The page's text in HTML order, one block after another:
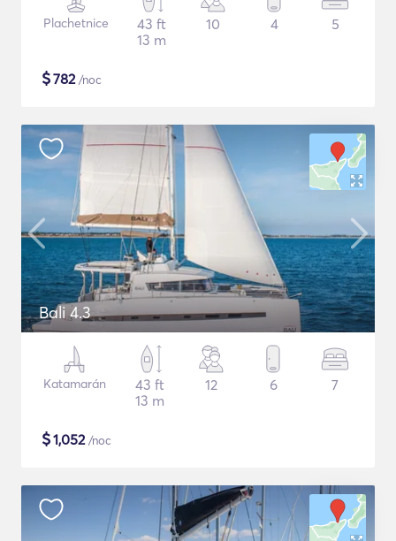
Plachetnice
43 ft
13 m
10 4 5
$782/noc
Bali 4.3
Katamarán
43 ft
13 m
12 6 7
$1,052/noc